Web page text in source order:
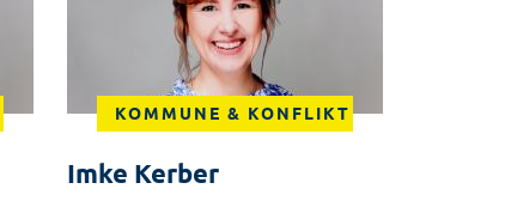
KOMMUNE & KONFLIKT
Imke Kerber